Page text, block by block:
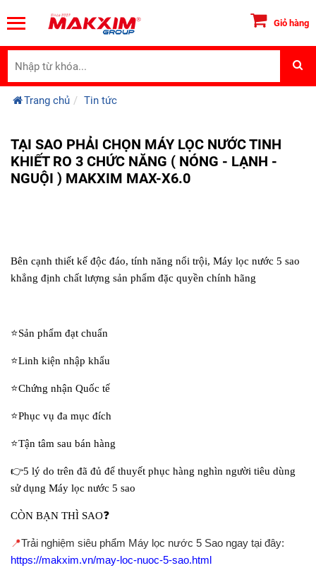
Giỏ hàng
Trang chủ Tin tức
TẠI SAO PHẢI CHỌN MÁY LỌC NƯỚC TINH
KHIẾT RO 3 CHỨC NĂNG ( NÓNG - LẠNH -
NGUỘI ) MAKXIM MAX-X6.0
Bên cạnh thiết kế độc đáo, tính năng nổi trội, Máy lọc nước 5 sao
khẳng định chất lượng sản phẩm đặc quyền chính hãng
⭐️Sản phẩm đạt chuẩn
⭐️Linh kiện nhập khẩu
⭐️Chứng nhận Quốc tế
⭐️Phục vụ đa mục đích
⭐️Tận tâm sau bán hàng
👉5 lý do trên đã đủ để thuyết phục hàng nghìn người tiêu dùng
sử dụng Máy lọc nước 5 sao
CÒN BẠN THÌ SAO❓
📍Trải nghiệm siêu phẩm Máy lọc nước 5 Sao ngay tại đây:
https://makxim.vn/may-loc-nuoc-5-sao.html